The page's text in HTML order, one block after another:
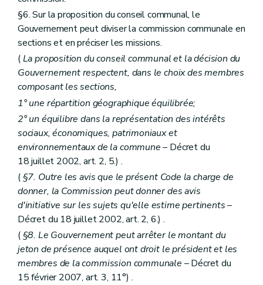
Section 3 Des modalités d'entrée et de sortie du régime de décentralisation
Art. 259/1
Art. 259/2
Chapitre premierter
De l'octroi de subventions aux communes pour le fonctionnement de la commission consultative communale d'aménagement du territoire, pour l'élaboration ou la révision totale d'un schéma de structure communal, d'un règlement communal d'urbanisme ou d'un plan communal d'aménagement, ou pour l'élaboration d'une étude d'incidences relative à un projet de plan communal d'aménagement
Section première (De l'octroi d'une subvention pour le fonctionnement de la commission consultative communale d'aménagement du territoire et de mobilité – AGW du 15 mai 2008, art. 1
Art. 255/1
Art. 255/2
Section II (De l'octroi d'une subvention pour l'élaboration ou la révision totale d'un schéma de structure communal, d'un règlement communal d'urbanisme ou d'un plan communal d'aménagement et du rapport des incidences environnementales y relatif – AGW du 15 mai 2008, art. 1
Art. 255/3
Art. 255/4
Art. 255/5
Art. 255/6
Section III De l'octroi d'une subvention pour l'élaboration ou la révision totale d'un règlement communal d'urbanisme
Art. 255/7
Art. 255/8
Art. 255/9
Art. 255/10
Section IV De l'octroi d'une subvention pour l'élaboration ou la révision totale d'un plan communal d'aménagement
Art. 255/11
Art. 255/12
Art. 255/13
Art. 255/14
Section V De l'octroi d'une subvention pour l'élaboration d'une étude d'incidences relative à un projet de plan communal d'aménagement
Art. 255/15
Art. 255/16
§6. Sur la proposition du conseil communal, le
Gouvernement peut diviser la commission communale en
sections et en préciser les missions.
(La proposition du conseil communal et la décision du
Gouvernement respectent, dans le choix des membres
composant les sections,
1° une répartition géographique équilibrée;
2° un équilibre dans la représentation des intérêts
sociaux, économiques, patrimoniaux et
environnementaux de la commune– Décret du
18 juillet 2002, art. 2, 5.) .
( §7. Outre les avis que le présent Code la charge de
donner, la Commission peut donner des avis
d'initiative sur les sujets qu'elle estime pertinents–
Décret du 18 juillet 2002, art. 2, 6.) .
( §8. Le Gouvernement peut arrêter le montant du
jeton de présence auquel ont droit le président et les
membres de la commission communale – Décret du
15 février 2007, art. 3, 11°) .